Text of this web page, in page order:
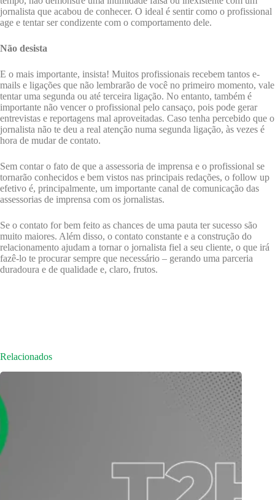
jornalista que acabou de conhecer. O ideal é sentir como o profissional
age e tentar ser condizente com o comportamento dele.
Não desista
E o mais importante, insista! Muitos profissionais recebem tantos e-
mails e ligações que não lembrarão de você no primeiro momento, vale
tentar uma segunda ou até terceira ligação. No entanto, também é
importante não vencer o profissional pelo cansaço, pois pode gerar
entrevistas e reportagens mal aproveitadas. Caso tenha percebido que o
jornalista não te deu a real atenção numa segunda ligação, às vezes é
hora de mudar de contato.
Sem contar o fato de que a assessoria de imprensa e o profissional se
tornarão conhecidos e bem vistos nas principais redações, o follow up
efetivo é, principalmente, um importante canal de comunicação das
assessorias de imprensa com os jornalistas.
Se o contato for bem feito as chances de uma pauta ter sucesso são
muito maiores. Além disso, o contato constante e a construção do
relacionamento ajudam a tornar o jornalista fiel a seu cliente, o que irá
fazê-lo te procurar sempre que necessário – gerando uma parceria
duradoura e de qualidade e, claro, frutos.
Relacionados